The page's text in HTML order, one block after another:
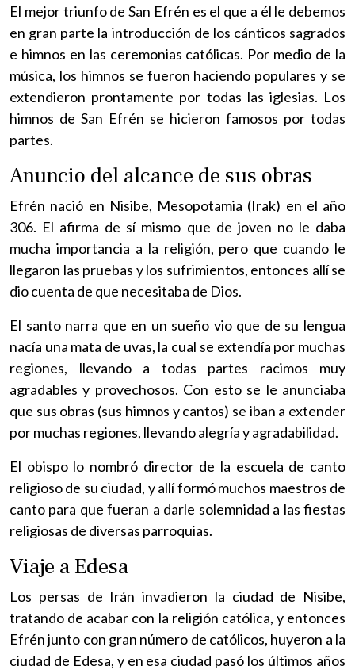
El mejor triunfo de San Efrén es el que a él le debemos
en gran parte la introducción de los cánticos sagrados
e himnos en las ceremonias católicas. Por medio de la
música, los himnos se fueron haciendo populares y se
extendieron prontamente por todas las iglesias. Los
himnos de San Efrén se hicieron famosos por todas
partes.
Anuncio del alcance de sus obras
Efrén nació en Nisibe, Mesopotamia (Irak) en el año
306. El afirma de sí mismo que de joven no le daba
mucha importancia a la religión, pero que cuando le
llegaron las pruebas y los sufrimientos, entonces allí se
dio cuenta de que necesitaba de Dios.
El santo narra que en un sueño vio que de su lengua
nacía una mata de uvas, la cual se extendía por muchas
regiones, llevando a todas partes racimos muy
agradables y provechosos. Con esto se le anunciaba
que sus obras (sus himnos y cantos) se iban a extender
por muchas regiones, llevando alegría y agradabilidad.
El obispo lo nombró director de la escuela de canto
religioso de su ciudad, y allí formó muchos maestros de
canto para que fueran a darle solemnidad a las fiestas
religiosas de diversas parroquias.
Viaje a Edesa
Los persas de Irán invadieron la ciudad de Nisibe,
tratando de acabar con la religión católica, y entonces
Efrén junto con gran número de católicos, huyeron a la
ciudad de Edesa, y en esa ciudad pasó los últimos años